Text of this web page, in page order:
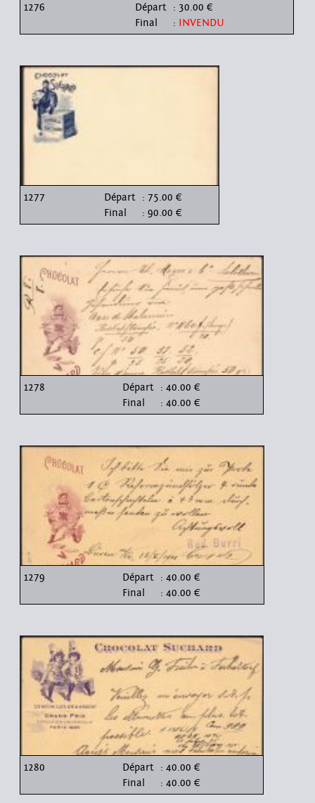
1276 Départ : 30.00 €
Final
: INVENDU
1277 Départ : 75.00 €
Final
: 90.00 €
1278 Départ : 40.00 €
Final
: 40.00 €
1279 Départ : 40.00 €
Final
: 40.00 €
1280 Départ : 40.00 €
Final
: 40.00 €